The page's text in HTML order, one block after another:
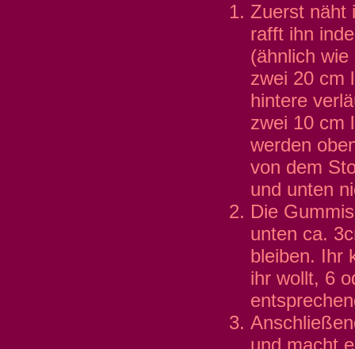
Zuerst näht
rafft ihn
(ähnlich
zwei 20 cm
hintere
zwei 10 cm
werden
von dem
und unten
Die
unten ca.
bleiben. Ihr
ihr wollt, 6